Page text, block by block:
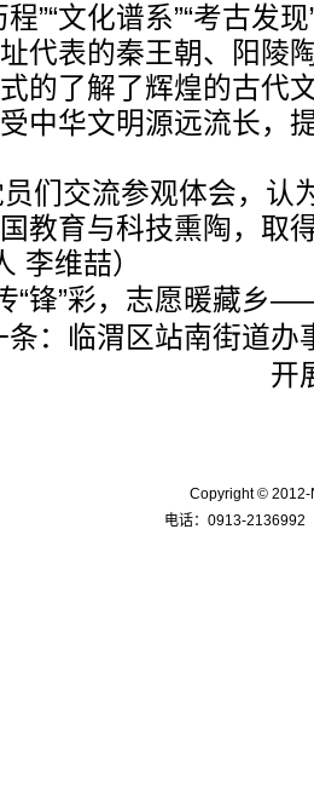
”“文化谱系”“考古发
代表的秦王朝、阳陵
的了解了辉煌的古代
中华文明源远流长，
们交流参观体会，认
教育与科技熏陶，取
李维喆）
“锋”彩，志愿暖藏乡
： 临渭区站南街道办
开
Copyright © 2012-
电话：0913-